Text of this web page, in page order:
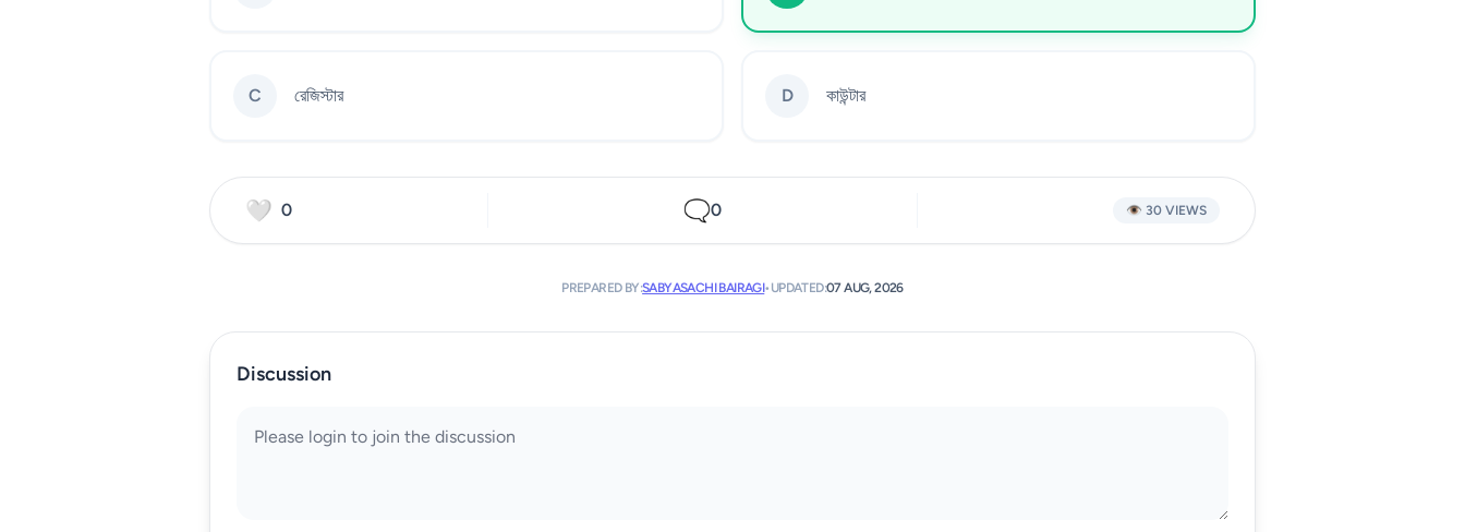
C রেজিস্টার D কাউন্টার
🤍 0 🗨️0 👁️ 30 VIEWS
PREPARED BY:SABYASACHI BAIRAGI• UPDATED:07 AUG, 2026
Discussion